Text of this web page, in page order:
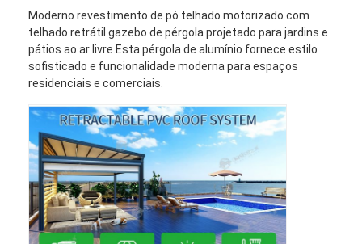
Moderno revestimento de pó telhado motorizado com
telhado retrátil gazebo de pérgola projetado para jardins e
pátios ao ar livre.Esta pérgola de alumínio fornece estilo
sofisticado e funcionalidade moderna para espaços
residenciais e comerciais.